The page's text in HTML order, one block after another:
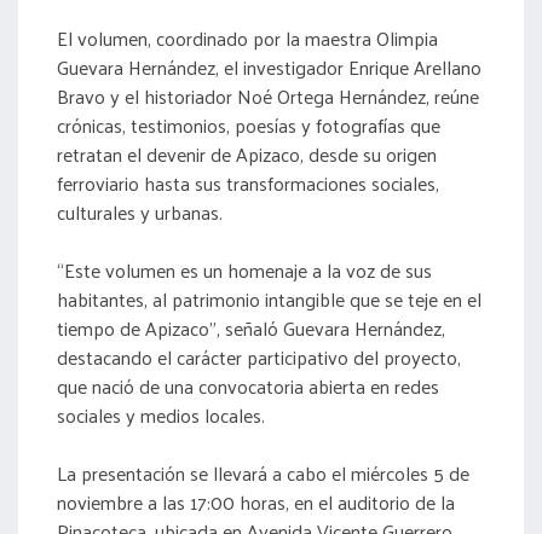
El volumen, coordinado por la maestra Olimpia
Guevara Hernández, el investigador Enrique Arellano
Bravo y el historiador Noé Ortega Hernández, reúne
crónicas, testimonios, poesías y fotografías que
retratan el devenir de Apizaco, desde su origen
ferroviario hasta sus transformaciones sociales,
culturales y urbanas.
“Este volumen es un homenaje a la voz de sus
habitantes, al patrimonio intangible que se teje en el
tiempo de Apizaco”, señaló Guevara Hernández,
destacando el carácter participativo del proyecto,
que nació de una convocatoria abierta en redes
sociales y medios locales.
La presentación se llevará a cabo el miércoles 5 de
noviembre a las 17:00 horas, en el auditorio de la